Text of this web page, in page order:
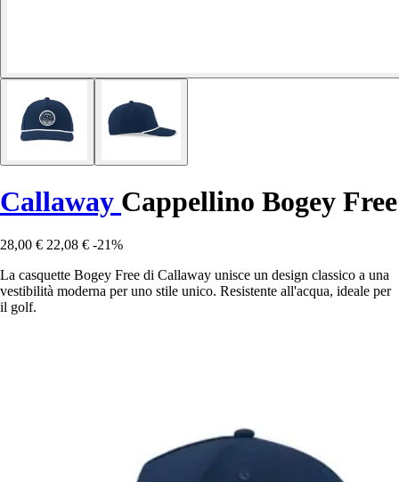
Callaway Cappellino Bogey Free
28,00 € 22,08 € -21%
La casquette Bogey Free di Callaway unisce un design classico a una
vestibilità moderna per uno stile unico. Resistente all'acqua, ideale per
il golf.